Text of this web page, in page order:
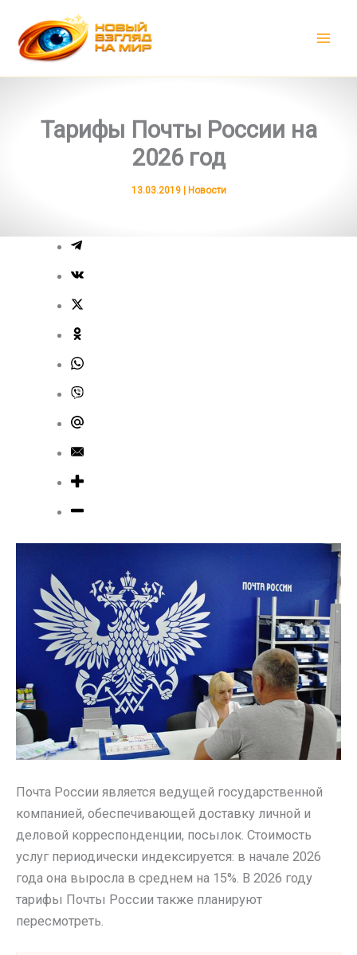
содержимому
Тарифы Почты России на
2026 год
13.03.2019 | Новости
Почта России является ведущей государственной
компанией, обеспечивающей доставку личной и
деловой корреспонденции, посылок. Стоимость
услуг периодически индексируется: в начале 2026
года она выросла в среднем на 15%. В 2026 году
тарифы Почты России также планируют
пересмотреть.